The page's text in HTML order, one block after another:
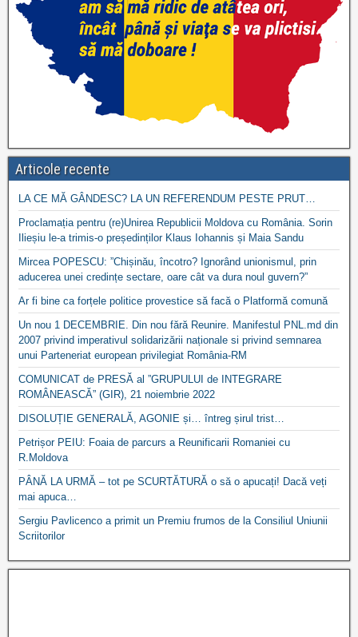
Articole recente
LA CE MĂ GÂNDESC? LA UN REFERENDUM PESTE PRUT…
Proclamația pentru (re)Unirea Republicii Moldova cu România. Sorin
Ilieșiu le-a trimis-o președinților Klaus Iohannis și Maia Sandu
Mircea POPESCU: ”Chișinău, încotro? Ignorând unionismul, prin
aducerea unei credințe sectare, oare cât va dura noul guvern?”
Ar fi bine ca forțele politice provestice să facă o Platformă comună
Un nou 1 DECEMBRIE. Din nou fără Reunire. Manifestul PNL.md din
2007 privind imperativul solidarizării naționale si privind semnarea
unui Parteneriat european privilegiat România-RM
COMUNICAT de PRESĂ al ”GRUPULUI de INTEGRARE
ROMÂNEASCĂ” (GIR), 21 noiembrie 2022
DISOLUȚIE GENERALĂ, AGONIE și… întreg șirul trist…
Petrișor PEIU: Foaia de parcurs a Reunificarii Romaniei cu
R.Moldova
PÂNĂ LA URMĂ – tot pe SCURTĂTURĂ o să o apucați! Dacă veți
mai apuca…
Sergiu Pavlicenco a primit un Premiu frumos de la Consiliul Uniunii
Scriitorilor